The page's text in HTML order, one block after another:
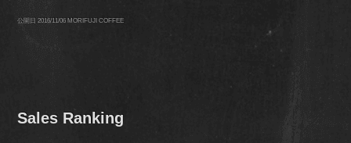
公開日 2016/11/06 MORIFUJI COFFEE
Sales Ranking